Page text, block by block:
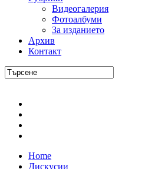
Видеогалерия
Фотоалбуми
За изданието
Архив
Контакт
Home
Дискусии